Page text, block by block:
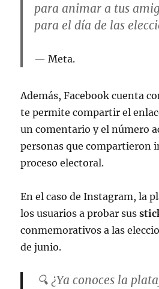
para animar a tus
para el día de las
Meta.
Además, Facebook cuenta
te permite compartir el
un comentario y el número
personas que compartieron
proceso electoral.
En el caso de Instagram, la
los usuarios a probar sus
conmemorativos a las
de junio.
🔍 ¿Ya conoces la